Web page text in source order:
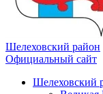
Шелеховский район
Официальный сайт
Шелеховский